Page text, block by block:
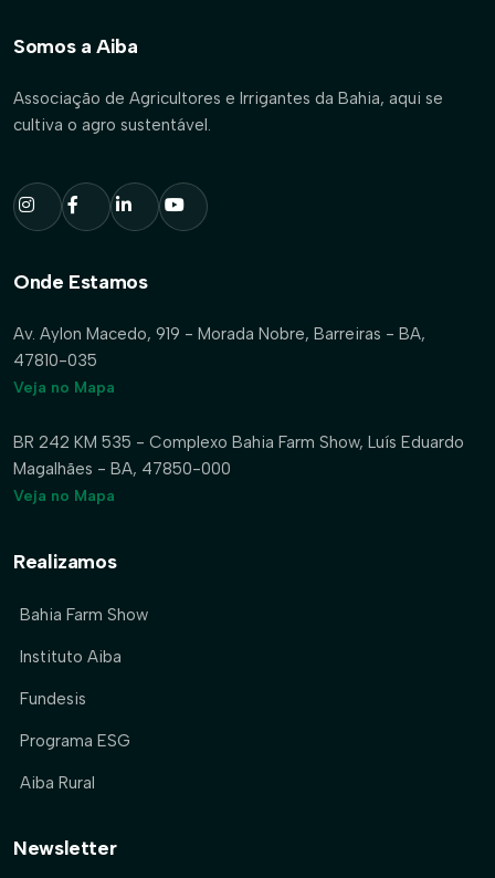
Somos a Aiba
Associação de Agricultores e Irrigantes da Bahia, aqui se
cultiva o agro sustentável.
Onde Estamos
Av. Aylon Macedo, 919 - Morada Nobre, Barreiras - BA,
47810-035
Veja no Mapa
BR 242 KM 535 - Complexo Bahia Farm Show, Luís Eduardo
Magalhães - BA, 47850-000
Veja no Mapa
Realizamos
Bahia Farm Show
Instituto Aiba
Fundesis
Programa ESG
Aiba Rural
Newsletter